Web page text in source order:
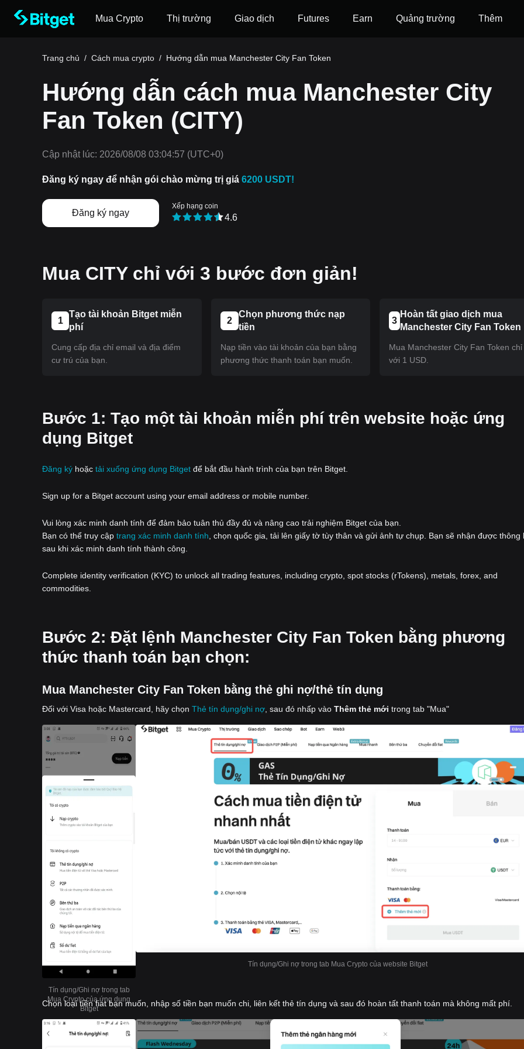
Mua Crypto Thị trường Giao dịch Futures ‌Earn Quảng trường Thêm
Trang chủ / Cách mua crypto / Hướng dẫn mua Manchester City Fan Token
Hướng dẫn cách mua Manchester City
Fan Token (CITY)
Cập nhật lúc: 2026/08/08 03:04:57 (UTC+0)
Đăng ký ngay để nhận gói chào mừng trị giá 6200 USDT!
Đăng ký ngay
Xếp hạng coin
4.6
Mua CITY chỉ với 3 bước đơn giản!
1
Tạo tài khoản Bitget miễn
phí
Cung cấp địa chỉ email và địa điểm
cư trú của bạn.
2
Chọn phương thức nạp
tiền
Nạp tiền vào tài khoản của bạn bằng
phương thức thanh toán bạn muốn.
3
Hoàn tất giao dịch mua
Manchester City Fan Token
Mua Manchester City Fan Token chỉ
với 1 USD.
‌Bước 1: Tạo một tài khoản miễn phí trên website hoặc ứng
dụng Bitget
Đăng ký hoặc tải xuống ứng dụng Bitget để bắt đầu hành trình của bạn trên Bitget.
Sign up for a Bitget account using your email address or mobile number.
Vui lòng xác minh danh tính để đảm bảo tuân thủ đầy đủ và nâng cao trải nghiệm Bitget của bạn.
Bạn có thể truy cập trang xác minh danh tính , chọn quốc gia, tải lên giấy tờ tùy thân và gửi ảnh tự chụp. Bạn sẽ nhận được thông
sau khi xác minh danh tính thành công.
Complete identity verification (KYC) to unlock all trading features, including crypto, spot stocks (rTokens), metals, forex, and
commodities.
‌Bước 2: Đặt lệnh Manchester City Fan Token bằng phương
thức thanh toán bạn chọn:
Mua Manchester City Fan Token bằng thẻ ghi nợ/thẻ tín dụng
Đối với Visa hoặc Mastercard, hãy chọn Thẻ tín dụng/ghi nợ , sau đó nhấp vào Thêm thẻ mới trong tab "Mua"
Tín dụng/Ghi nợ trong tab
Mua Crypto của ứng dụng
Bitget
Tín dụng/Ghi nợ trong tab Mua Crypto của website Bitget
Chọn loại tiền fiat bạn muốn, nhập số tiền bạn muốn chi, liên kết thẻ tín dụng và sau đó hoàn tất thanh toán mà không mất phí.